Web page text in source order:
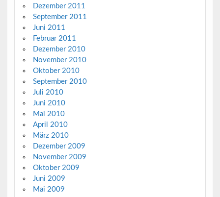
Dezember 2011
September 2011
Juni 2011
Februar 2011
Dezember 2010
November 2010
Oktober 2010
September 2010
Juli 2010
Juni 2010
Mai 2010
April 2010
März 2010
Dezember 2009
November 2009
Oktober 2009
Juni 2009
Mai 2009